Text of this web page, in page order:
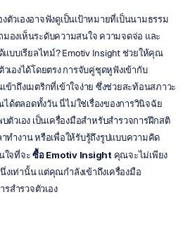
ตัวเองอาจฟังดูเป็นเป้าหมายที่เป็นนามธรรม
องเห็นระดับความสนใจ ความจดจ่อ และ
แบบเรียลไทม์? Emotiv Insight ช่วยให้คุณ
เองได้โดยตรง การจับคู่ชุดหูฟังเข้ากับ
าถึงเมตริกที่เข้าใจง่าย ซึ่งช่วยสะท้อนสภาวะ
ตลอดทั้งวัน นี่ไม่ใช่เรื่องของการวินิจฉัย
วเอง เป็นเครื่องมือสำหรับสำรวจการฝึกสติ
ทำงาน หรือเพื่อให้รับรู้ถึงรูปแบบความคิด
ใจที่จะ ซื้อ Emotiv Insight คุณจะไม่เพียง
เท่านั้น แต่คุณกำลังเข้าถึงเครื่องมือ
สำรวจตัวเอง